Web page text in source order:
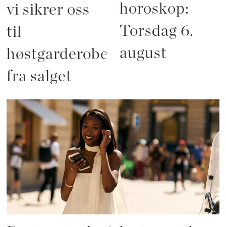
vi sikrer oss
til
høstgarderoben
fra salget
horoskop:
Torsdag 6.
august